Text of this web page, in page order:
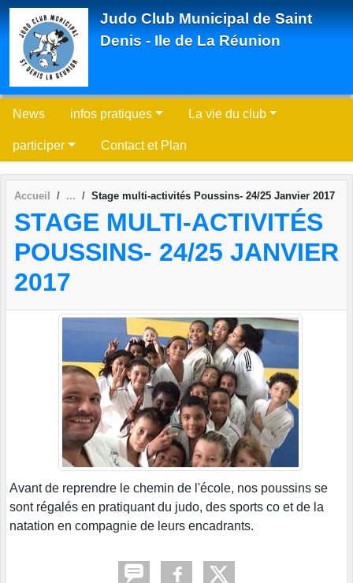
Judo Club Municipal de Saint
Denis - Ile de La Réunion
News infos pratiques La vie du club
participer Contact et Plan
Accueil Stage multi-activités Poussins- 24/25 Janvier 2017
STAGE MULTI-ACTIVITÉS
POUSSINS- 24/25 JANVIER
2017
Avant de reprendre le chemin de l'école, nos poussins se
sont régalés en pratiquant du judo, des sports co et de la
natation en compagnie de leurs encadrants.
Panneau de gestion des cookies